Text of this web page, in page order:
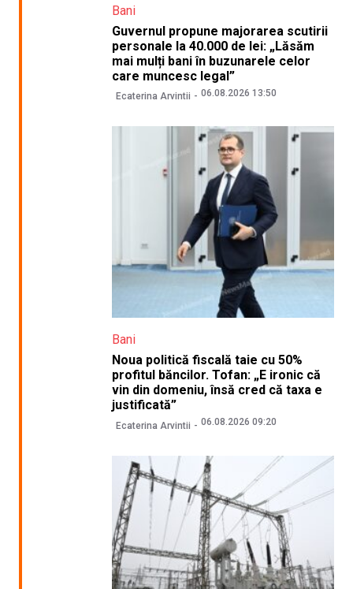
Bani
Guvernul propune majorarea scutirii
personale la 40.000 de lei: „Lăsăm
mai mulți bani în buzunarele celor
care muncesc legal”
Ecaterina Arvintii 06.08.2026 13:50
Bani
Noua politică fiscală taie cu 50%
profitul băncilor. Tofan: „E ironic că
vin din domeniu, însă cred că taxa e
justificată”
Ecaterina Arvintii 06.08.2026 09:20